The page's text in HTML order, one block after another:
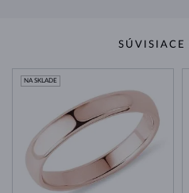
SÚVISIACE
NA SKLADE